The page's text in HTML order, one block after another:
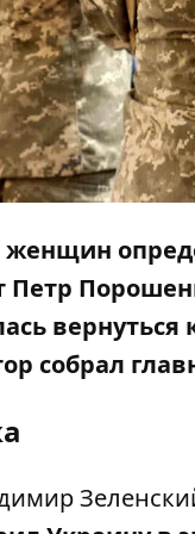
женщин
Петр
собрал